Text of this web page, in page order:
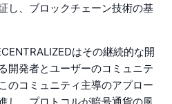
し、ブロックチェーン技術の基
はその継続的な開
開発者とユーザーのコミュニテ
のコミュニティ主導のアプロー
し、プロトコルが暗号通貨の風